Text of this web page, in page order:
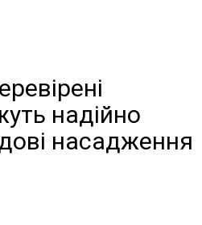
надійно
насадження